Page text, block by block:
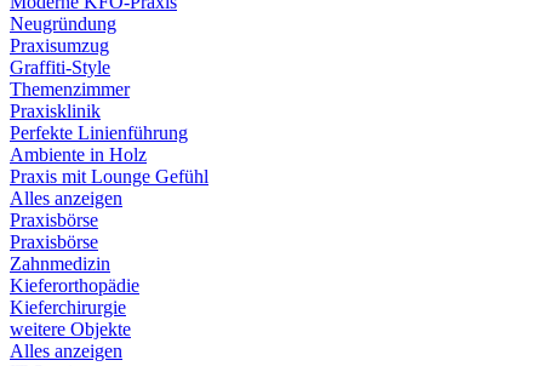
Neugründung
Praxisumzug
Graffiti-Style
Themenzimmer
Praxisklinik
Perfekte Linienführung
Ambiente in Holz
Praxis mit Lounge Gefühl
Alles anzeigen
Praxisbörse
Praxisbörse
Zahnmedizin
Kieferorthopädie
Kieferchirurgie
weitere Objekte
Alles anzeigen